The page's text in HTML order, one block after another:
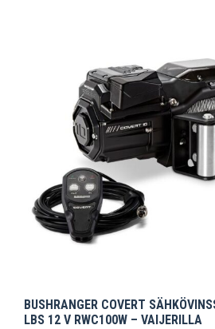
BUSHRANGER COVERT
LBS 12 V RWC100W – VAIJERILLA